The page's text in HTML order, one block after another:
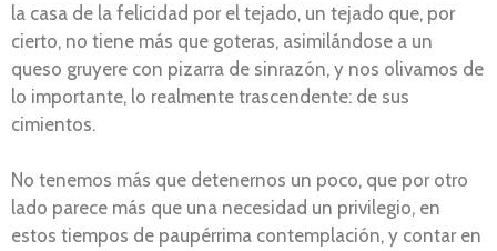
la casa de la felicidad por el tejado, un tejado que, por
cierto, no tiene más que goteras, asimilándose a un
queso gruyere con pizarra de sinrazón, y nos olivamos de
lo importante, lo realmente trascendente: de sus
cimientos.
No tenemos más que detenernos un poco, que por otro
lado parece más que una necesidad un privilegio, en
estos tiempos de paupérrima contemplación, y contar en